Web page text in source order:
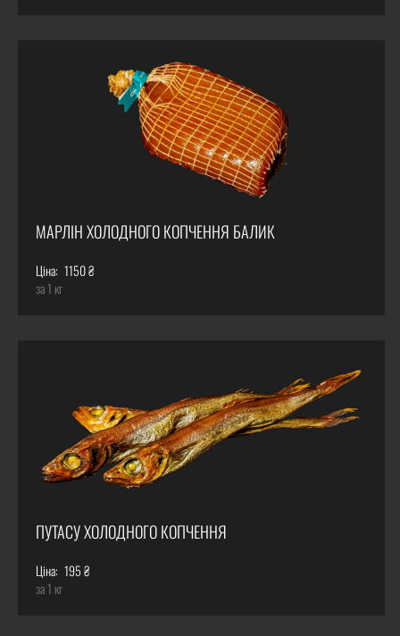
МАРЛІН ХОЛОДНОГО КОПЧЕННЯ БАЛИК
Ціна: 1150 ₴
за 1 кг
ПУТАСУ ХОЛОДНОГО КОПЧЕННЯ
Ціна: 195 ₴
за 1 кг